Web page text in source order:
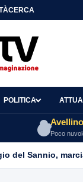
CERCA
POLITICA
Avellino
Poco
del Sannio,